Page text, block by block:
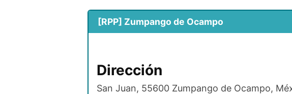
[RPP] Zumpango de Ocampo
Dirección
San Juan, 55600 Zumpango de Ocampo,